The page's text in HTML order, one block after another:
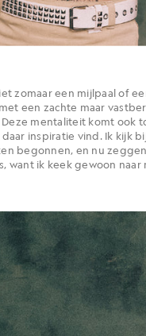
zomaar een mijlpaal of
een zachte maar
mentaliteit komt ook
inspiratie vind. Ik kijk
begonnen, en nu zeggen
want ik keek gewoon naar